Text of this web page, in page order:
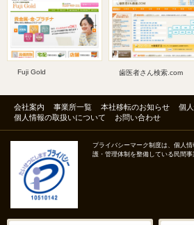
Fuji Gold 歯医者さん検索.com
会社案内 事業所一覧 本社移転のお知らせ
個
個人情報の取扱いについて
お問い合わせ
プライバシーマーク制度は、個人
護・管理体制を整備している民間事